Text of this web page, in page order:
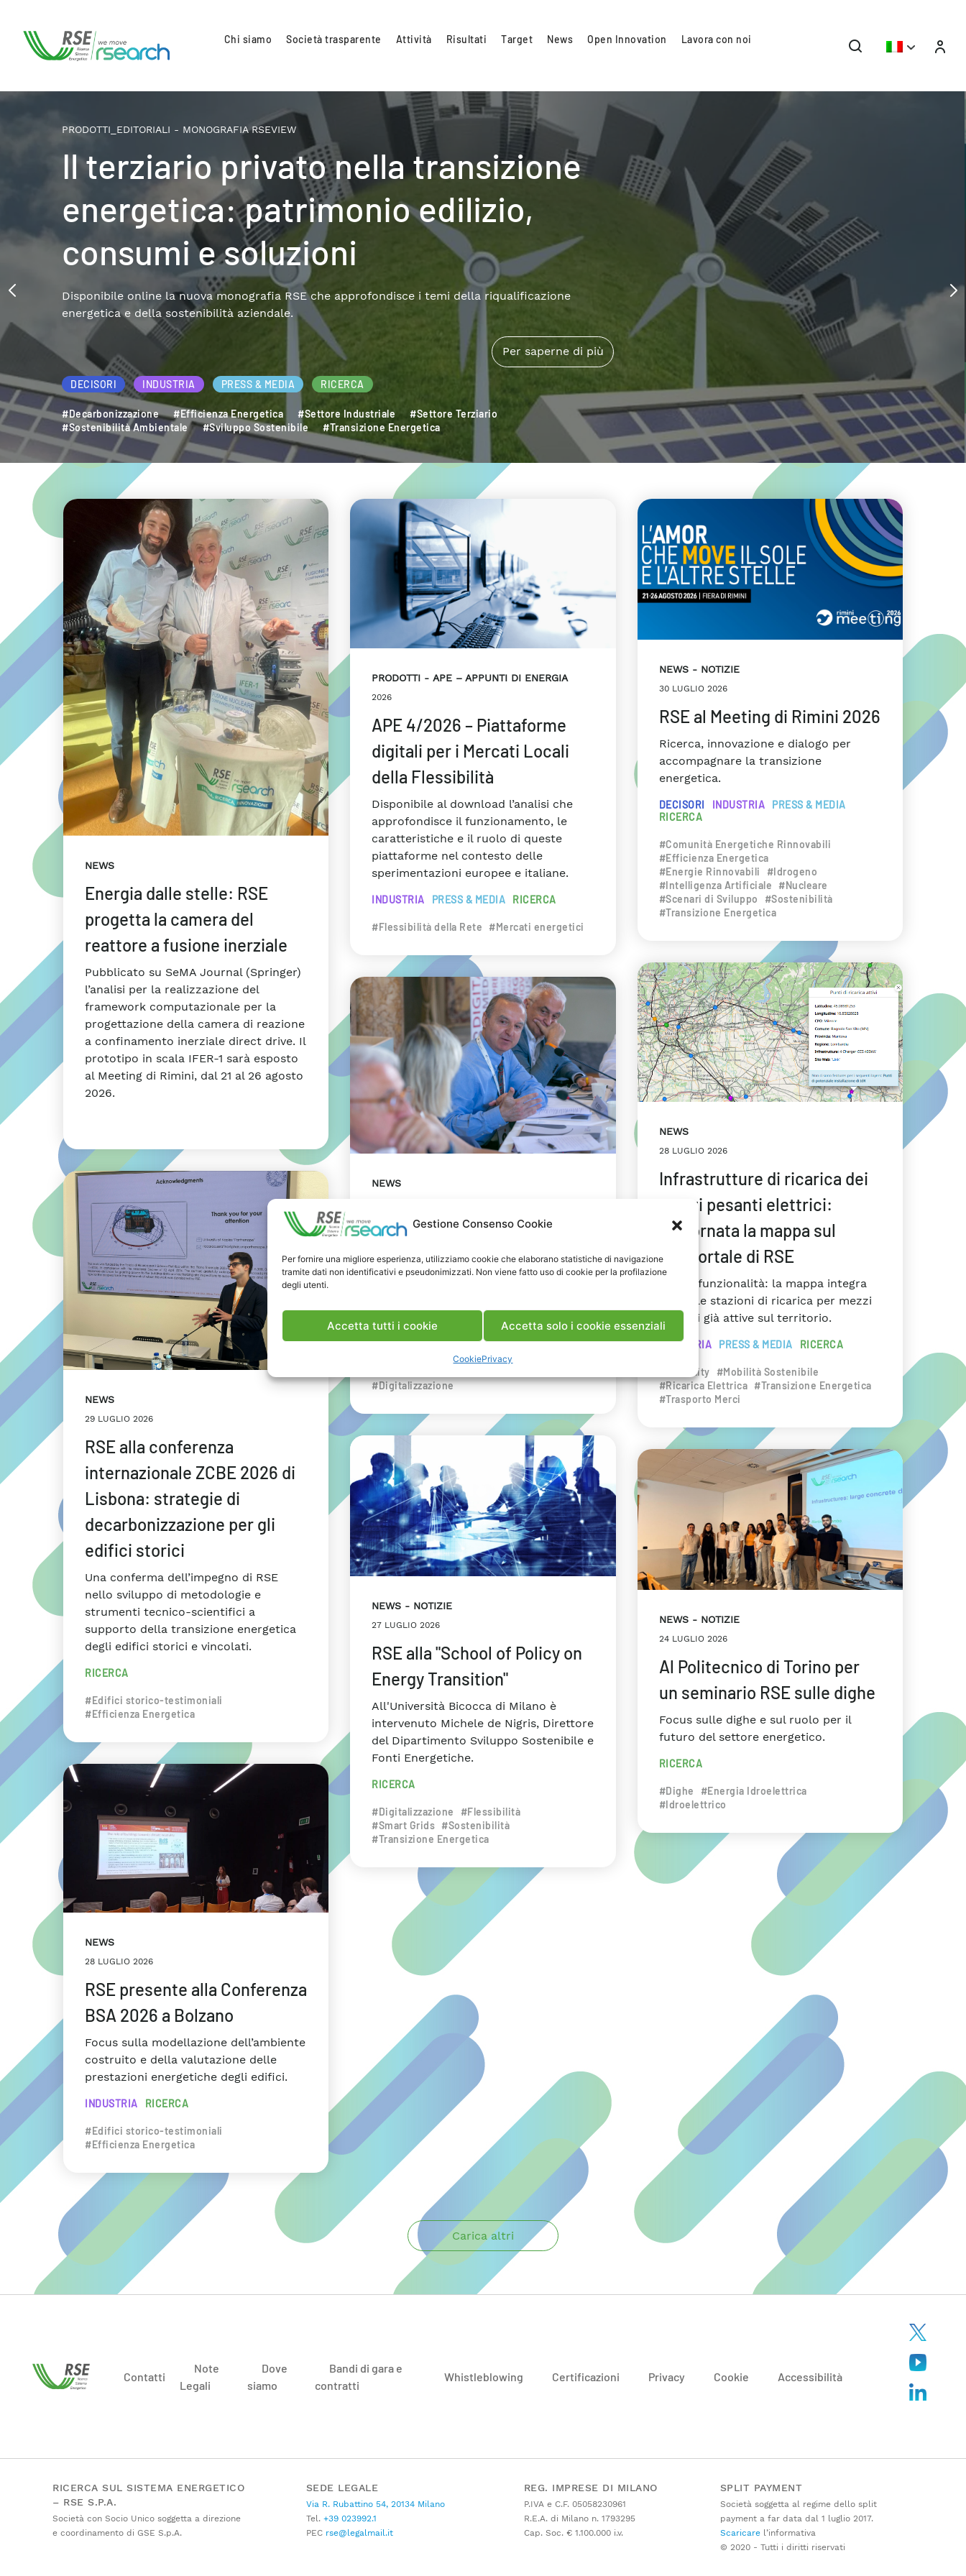
Gestione Consenso Cookie
Per fornire una migliore esperienza, utilizziamo cookie che elaborano statistiche di navigazione
tramite dati non identificativi e pseudonimizzati. Non viene fatto uso di cookie per la profilazione
degli utenti.
Accetta tutti i cookie Accetta solo i cookie essenziali
CookiePrivacy
Chi siamo Società trasparente Attività Risultati Target News Open Innovation Lavora con noi
PRODOTTI_EDITORIALI - MONOGRAFIA RSEVIEW
Life cycle assessment di un sistema
energetico in transizione
Un’analisi a cura di RSE su generazione elettrica, accumulo e mobilità.
Per saperne di più
DECISORI INDUSTRIA RICERCA
#Accumulo Elettrico #Mobilità Elettrica #Settore Industriale
#Sostenibilità
#Transizione Energetica
NEWS
Energia dalle stelle: RSE
progetta la camera del
reattore a fusione inerziale
Pubblicato su SeMA Journal (Springer)
l’analisi per la realizzazione del
framework computazionale per la
progettazione della camera di reazione
a confinamento inerziale direct drive. Il
prototipo in scala IFER-1 sarà esposto
al Meeting di Rimini, dal 21 al 26 agosto
2026.
NEWS
29 LUGLIO 2026
RSE alla conferenza
internazionale ZCBE 2026 di
Lisbona: strategie di
decarbonizzazione per gli
edifici storici
Una conferma dell’impegno di RSE
nello sviluppo di metodologie e
strumenti tecnico-scientifici a
supporto della transizione energetica
degli edifici storici e vincolati.
RICERCA
#Edifici storico-testimoniali
#Efficienza Energetica
NEWS
28 LUGLIO 2026
RSE presente alla Conferenza
BSA 2026 a Bolzano
Focus sulla modellazione dell’ambiente
costruito e della valutazione delle
prestazioni energetiche degli edifici.
INDUSTRIA RICERCA
#Edifici storico-testimoniali
#Efficienza Energetica
PRODOTTI APE – APPUNTI DI ENERGIA
2026
APE 4/2026 – Piattaforme
digitali per i Mercati Locali
della Flessibilità
Disponibile al download l’analisi che
approfondisce il funzionamento, le
caratteristiche e il ruolo di queste
piattaforme nel contesto delle
sperimentazioni europee e italiane.
INDUSTRIA PRESS & MEDIA RICERCA
#Flessibilità della Rete #Mercati energetici
NEWS
Presentazione del Rapporto
Innov-E 2026
del convegno targato I-Com.
INDUSTRIA RICERCA
#Digitalizzazione
NEWS NOTIZIE
27 LUGLIO 2026
RSE alla "School of Policy on
Energy Transition"
All'Università Bicocca di Milano è
intervenuto Michele de Nigris, Direttore
del Dipartimento Sviluppo Sostenibile e
Fonti Energetiche.
RICERCA
#Digitalizzazione
#Flessibilità
#Smart Grids #Sostenibilità
#Transizione Energetica
NEWS NOTIZIE
30 LUGLIO 2026
RSE al Meeting di Rimini 2026
Ricerca, innovazione e dialogo per
accompagnare la transizione
energetica.
DECISORI INDUSTRIA
PRESS & MEDIA
RICERCA
#Comunità Energetiche Rinnovabili
#Efficienza Energetica
#Energie Rinnovabili
#Idrogeno
#Intelligenza Artificiale
#Nucleare
#Scenari di Sviluppo
#Sostenibilità
#Transizione Energetica
NEWS
28 LUGLIO 2026
Infrastrutture di ricarica dei
mezzi pesanti elettrici:
aggiornata la mappa sul
Geoportale di RSE
Nuova funzionalità: la mappa integra
anche le stazioni di ricarica per mezzi
pesanti già attive sul territorio.
INDUSTRIA PRESS & MEDIA RICERCA
#eMobility
#Mobilità Sostenibile
#Ricarica Elettrica #Transizione Energetica
#Trasporto Merci
NEWS NOTIZIE
24 LUGLIO 2026
Al Politecnico di Torino per
un seminario RSE sulle dighe
Focus sulle dighe e sul ruolo per il
futuro del settore energetico.
RICERCA
#Dighe
#Energia Idroelettrica
#Idroelettrico
Carica altri
Contatti
Note
Legali
Dove
siamo
Bandi di gara e
contratti
Whistleblowing Certificazioni Privacy Cookie Accessibilità
RICERCA SUL SISTEMA ENERGETICO
– RSE S.P.A.
Società con Socio Unico soggetta a direzione
e coordinamento di GSE S.p.A.
SEDE LEGALE
Via R. Rubattino 54, 20134 Milano
Tel.+39 023992.1
PECrse@legalmail.it
REG. IMPRESE DI MILANO
P.IVA e C.F. 05058230961
R.E.A. di Milano n. 1793295
Cap. Soc. € 1.100.000 i.v.
SPLIT PAYMENT
Società soggetta al regime dello split
payment a far data dal 1 luglio 2017.
Scaricarel’informativa
© 2020 - Tutti i diritti riservati